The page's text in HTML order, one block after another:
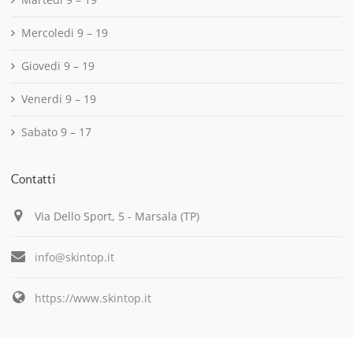
Mercoledi 9 – 19
Giovedi 9 – 19
Venerdi 9 – 19
Sabato 9 – 17
Contatti
Via Dello Sport, 5 - Marsala (TP)
info@skintop.it
https://www.skintop.it